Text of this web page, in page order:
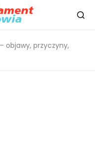
objawy, przyczyny,